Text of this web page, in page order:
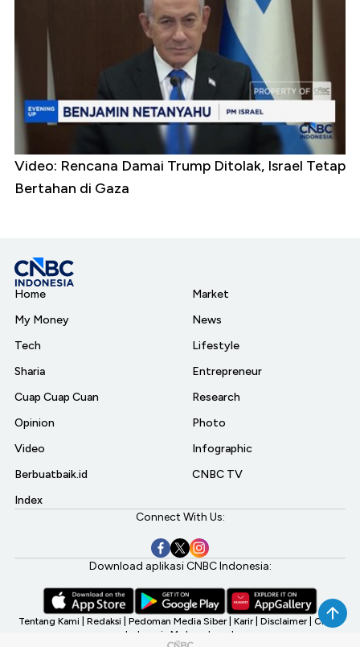
Video: Rencana Damai Trump Ditolak, Israel Tetap
Bertahan di Gaza
Home
My Money
Tech
Sharia
Cuap Cuap Cuan
Opinion
Video
Berbuatbaik.id
Index
Market
News
Lifestyle
Entrepreneur
Research
Photo
Infographic
CNBC TV
Connect With Us:
Download aplikasi CNBC Indonesia:
Tentang Kami Redaksi Pedoman Media Siber Karir Disclaimer CNBC
Indonesia My Investment